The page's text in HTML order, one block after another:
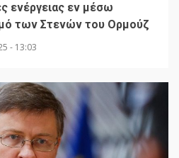
ενέργειας εν μέσω
των Στενών του Ορμούζ
- 13:03